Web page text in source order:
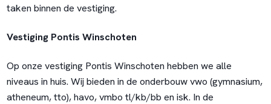
taken binnen de vestiging.
Vestiging Pontis Winschoten
Op onze vestiging Pontis Winschoten hebben we alle
niveaus in huis. Wij bieden in de onderbouw vwo (gymnasium,
atheneum, tto), havo, vmbo tl/kb/bb en isk. In de